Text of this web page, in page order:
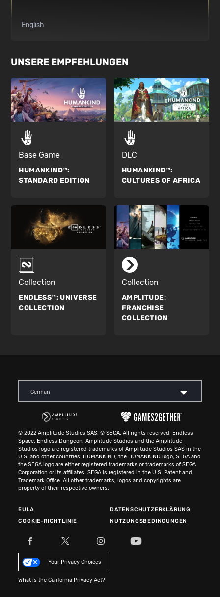
English
UNSERE EMPFEHLUNGEN
Base Game
HUMANKIND™:
STANDARD EDITION
DLC
HUMANKIND™:
CULTURES OF AFRICA
Collection
ENDLESS™: UNIVERSE
COLLECTION
Collection
AMPLITUDE:
FRANCHISE
COLLECTION
German
© 2022 Amplitude Studios SAS. © SEGA. All rights reserved. Endless
Space, Endless Dungeon, Amplitude Studios and the Amplitude
Studios logo are registered trademarks of Amplitude Studios SAS in the
U.S. and other countries. HUMANKIND, the HUMANKIND logo, SEGA and
the SEGA logo are either registered trademarks or trademarks of SEGA
Corporation or its affiliates. SEGA is registered in the U.S. Patent and
Trademark Office. All other trademarks, logos and copyrights are
property of their respective owners.
EULA
DATENSCHUTZERKLÄRUNG
COOKIE-RICHTLINIE
NUTZUNGSBEDINGUNGEN
Your Privacy Choices
What is the California Privacy Act?